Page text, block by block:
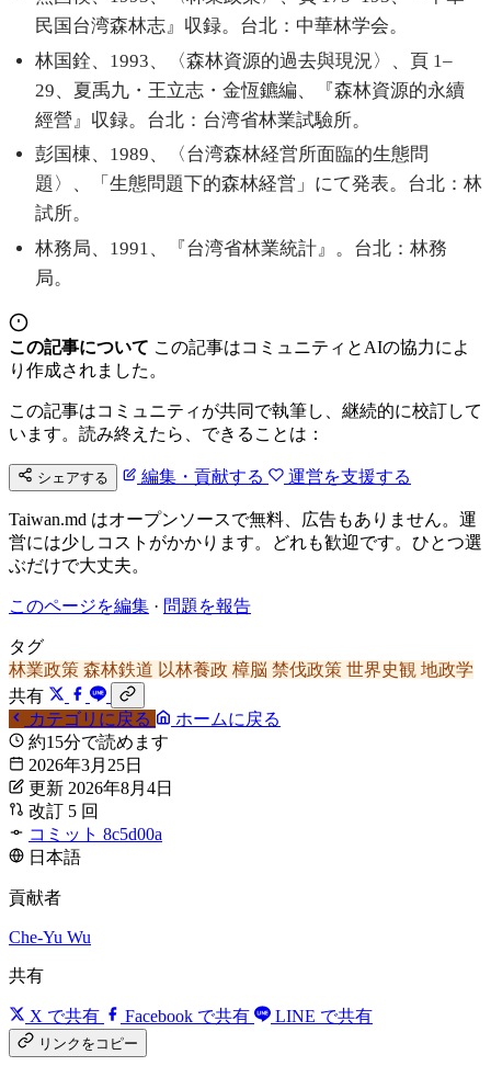
民国台湾森林志』収録。台北：中華林学会。
林国銓、1993、〈森林資源的過去與現況〉、頁 1–
29、夏禹九・王立志・金恆鑣編、『森林資源的永續
經營』収録。台北：台湾省林業試驗所。
彭国棟、1989、〈台湾森林経営所面臨的生態問
題〉、「生態問題下的森林経営」にて発表。台北：林
試所。
林務局、1991、『台湾省林業統計』。台北：林務
局。
この記事について この記事はコミュニティとAIの協力によ
り作成されました。
この記事はコミュニティが共同で執筆し、継続的に校訂して
います。読み終えたら、できることは：
シェアする 編集・貢献する 運営を支援する
Taiwan.md はオープンソースで無料、広告もありません。運
営には少しコストがかかります。どれも歓迎です。ひとつ選
ぶだけで大丈夫。
このページを編集 · 問題を報告
タグ
林業政策 森林鉄道 以林養政 樟脳 禁伐政策 世界史観 地政学
共有
カテゴリに戻る
ホームに戻る
約15分で読めます
2026年3月25日
更新 2026年8月4日
改訂 5 回
コミット 8c5d00a
日本語
貢献者
Che-Yu Wu
共有
X で共有 Facebook で共有 LINE で共有
リンクをコピー